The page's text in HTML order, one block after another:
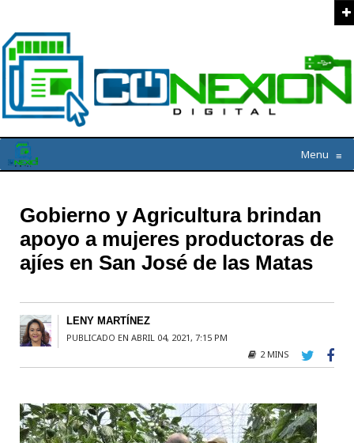
Menu ≡
Gobierno y Agricultura brindan
apoyo a mujeres productoras de
ajíes en San José de las Matas
LENY MARTÍNEZ
PUBLICADO EN ABRIL 04, 2021, 7:15 PM
2 MINS